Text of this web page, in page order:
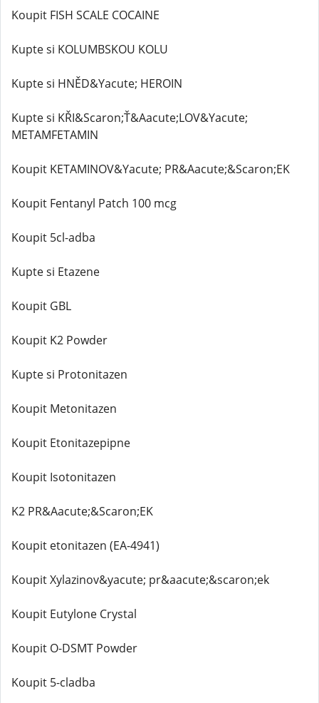
Koupit FISH SCALE COCAINE
Kupte si KOLUMBSKOU KOLU
Kupte si HNĚD&Yacute; HEROIN
Kupte si KŘI&Scaron;Ť&Aacute;LOV&Yacute;
METAMFETAMIN
Koupit KETAMINOV&Yacute; PR&Aacute;&Scaron;EK
Koupit Fentanyl Patch 100 mcg
Koupit 5cl-adba
Kupte si Etazene
Koupit GBL
Koupit K2 Powder
Kupte si Protonitazen
Koupit Metonitazen
Koupit Etonitazepipne
Koupit Isotonitazen
K2 PR&Aacute;&Scaron;EK
Koupit etonitazen (EA-4941)
Koupit Xylazinov&yacute; pr&aacute;&scaron;ek
Koupit Eutylone Crystal
Koupit O-DSMT Powder
Koupit 5-cladba